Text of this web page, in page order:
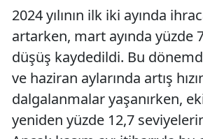
2024 yılının ilk iki ayında
artarken, mart ayında yüzde
düşüş kaydedildi. Bu
ve haziran aylarında artış
dalgalanmalar yaşanırken,
yeniden yüzde 12,7